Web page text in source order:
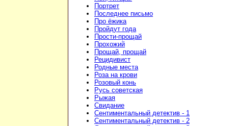
Портрет
Последнее письмо
Про ёжика
Пройдут года
Прости-прощай
Прохожий
Прощай, прощай
Рецидивист
Родные места
Роза на крови
Розовый конь
Русь советская
Рыжая
Свидание
Сентиментальный детектив - 1
Сентиментальный детектив - 2